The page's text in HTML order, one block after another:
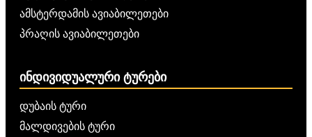
ამსტერდამის ავიაბილეთები
პრაღის ავიაბილეთები
ᲘᲜᲓᲘᲕᲘᲓᲣᲐᲚᲣᲠᲘ ᲢᲣᲠᲔᲑᲘ
დუბაის ტური
მალდივების ტური